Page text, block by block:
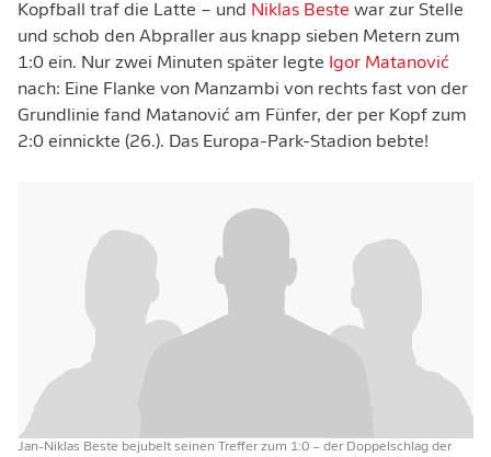
Kopfball traf die Latte – und Niklas Beste war zur Stelle
und schob den Abpraller aus knapp sieben Metern zum
1:0 ein. Nur zwei Minuten später legte Igor Matanović
nach: Eine Flanke von Manzambi von rechts fast von der
Grundlinie fand Matanović am Fünfer, der per Kopf zum
2:0 einnickte (26.). Das Europa-Park-Stadion bebte!
Jan-Niklas Beste bejubelt seinen Treffer zum 1:0 – der Doppelschlag der